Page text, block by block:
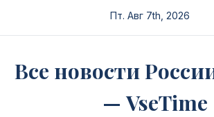
Пт. Авг 7th, 2026
Все новости
— VseTime